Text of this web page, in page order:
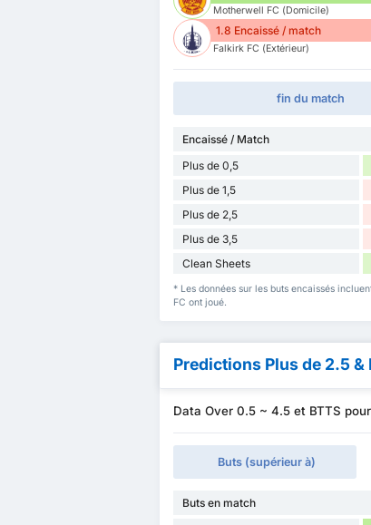
Motherwell FC (Domicile)
1.8 Encaissé / match
Falkirk FC (Extérieur)
fin du match
Encaissé / Match
Plus de 0,5
Plus de 1,5
Plus de 2,5
Plus de 3,5
Clean Sheets
* Les données sur les buts encaissés
FC ont joué.
Predictions Plus de 2.5 &
Data Over 0.5 ~ 4.5 et BTTS
Buts (supérieur à)
Buts en match